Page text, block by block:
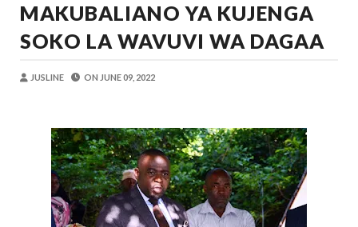
OSCAR ASSENGA-Aug 06 2026
Alex Sonna- Aug 06 2026
Zawadi-Aug 06 2026
MWANRI APOKELEWA MAKAO
OSCAR ASSENGA-Aug 06 2026
PINDA APONGEZA TVLA KWA
OSCAR ASSENGA-Aug 06 2026
MAKUBALIANO YA KUJENGA
SOKO LA WAVUVI WA DAGAA
JUSLINE ON JUNE 09, 2022